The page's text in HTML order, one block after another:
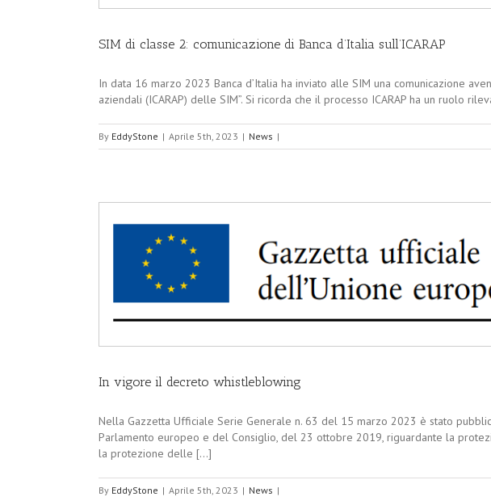
SIM di classe 2: comunicazione di Banca d’Italia sull’ICARAP
In data 16 marzo 2023 Banca d’Italia ha inviato alle SIM una comunicazione
aziendali (ICARAP) delle SIM”. Si ricorda che il processo ICARAP ha un ruolo
By EddyStone | Aprile 5th, 2023 | News |
In vigore il decreto whistleblowing
Nella Gazzetta Ufficiale Serie Generale n. 63 del 15 marzo 2023 è stato
Parlamento europeo e del Consiglio, del 23 ottobre 2019, riguardante la
la protezione delle [...]
By EddyStone | Aprile 5th, 2023 | News |